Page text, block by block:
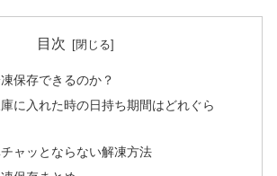
目次
保存できるのか？
に入れた時の日持ち期間はどれぐら
ャッとならない解凍方法